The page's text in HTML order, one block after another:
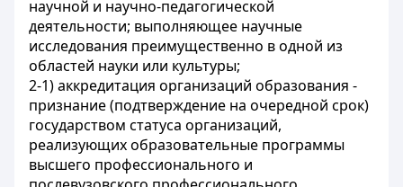
научной и научно-педагогической
деятельности; выполняющее научные
исследования преимущественно в одной из
областей науки или культуры;
2-1) аккредитация организаций образования -
признание (подтверждение на очередной срок)
государством статуса организаций,
реализующих образовательные программы
высшего профессионального и